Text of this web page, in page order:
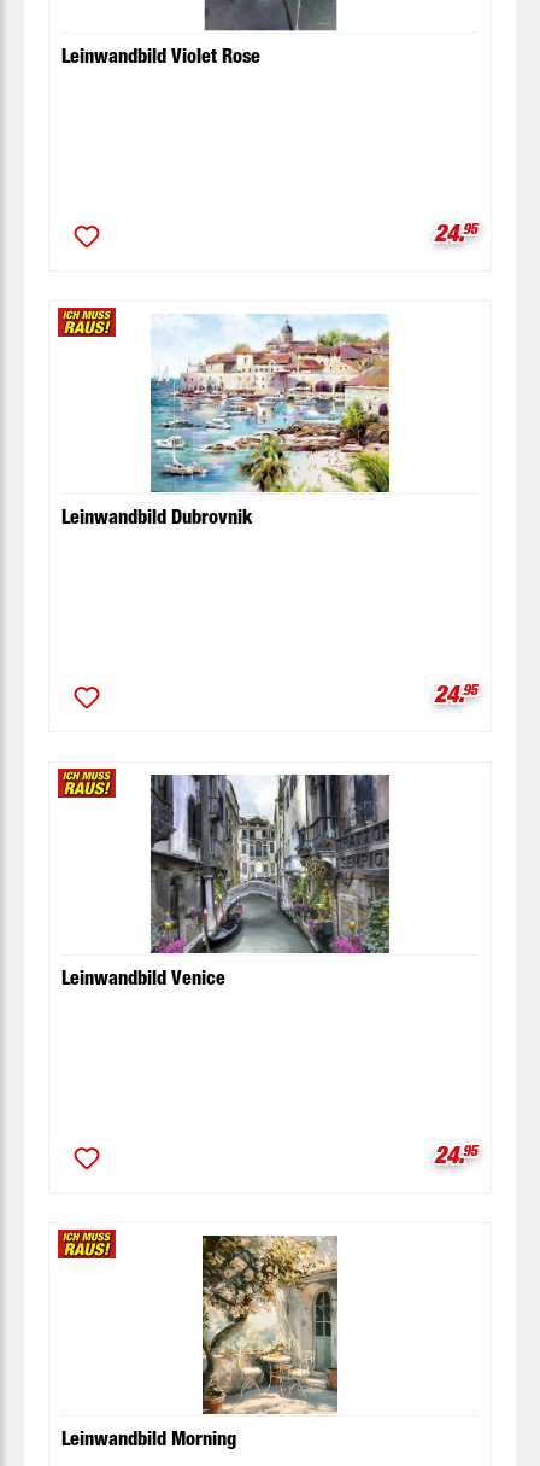
Leinwandbild Violet Rose
24.95
Leinwandbild Dubrovnik
24.95
Leinwandbild Venice
24.95
Leinwandbild Morning